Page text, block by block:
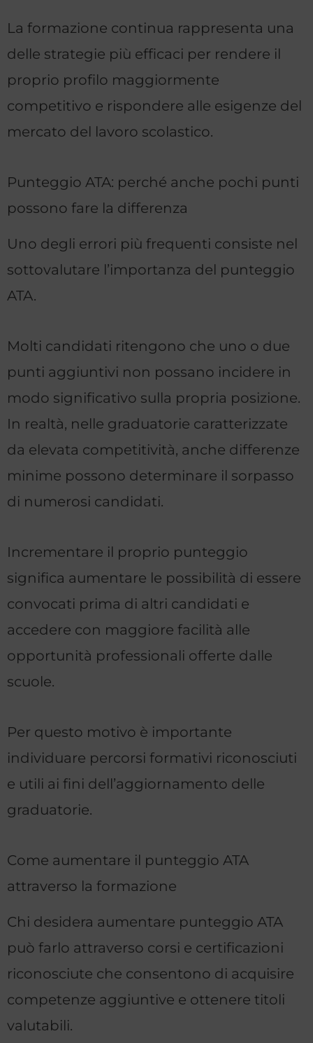
La formazione continua rappresenta una
delle strategie più efficaci per rendere il
proprio profilo maggiormente
competitivo e rispondere alle esigenze del
mercato del lavoro scolastico.
Punteggio ATA: perché anche pochi punti
possono fare la differenza
Uno degli errori più frequenti consiste nel
sottovalutare l’importanza del punteggio
ATA.
Molti candidati ritengono che uno o due
punti aggiuntivi non possano incidere in
modo significativo sulla propria posizione.
In realtà, nelle graduatorie caratterizzate
da elevata competitività, anche differenze
minime possono determinare il sorpasso
di numerosi candidati.
Incrementare il proprio punteggio
significa aumentare le possibilità di essere
convocati prima di altri candidati e
accedere con maggiore facilità alle
opportunità professionali offerte dalle
scuole.
Per questo motivo è importante
individuare percorsi formativi riconosciuti
e utili ai fini dell’aggiornamento delle
graduatorie.
Come aumentare il punteggio ATA
attraverso la formazione
Chi desidera aumentare punteggio ATA
può farlo attraverso corsi e certificazioni
riconosciute che consentono di acquisire
competenze aggiuntive e ottenere titoli
valutabili.